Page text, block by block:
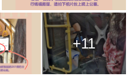
+11